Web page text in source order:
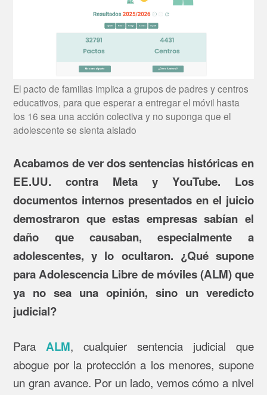
El pacto de familias implica a grupos de padres y centros
educativos, para que esperar a entregar el móvil hasta
los 16 sea una acción colectiva y no suponga que el
adolescente se sienta aislado
Acabamos de ver dos sentencias históricas en
EE.UU. contra Meta y YouTube. Los
documentos internos presentados en el juicio
demostraron que estas empresas sabían el
daño que causaban, especialmente a
adolescentes, y lo ocultaron. ¿Qué supone
para Adolescencia Libre de móviles (ALM) que
ya no sea una opinión, sino un veredicto
judicial?
Para ALM, cualquier sentencia judicial que
abogue por la protección a los menores, supone
un gran avance. Por un lado, vemos cómo a nivel